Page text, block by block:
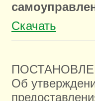
Скачать
Об